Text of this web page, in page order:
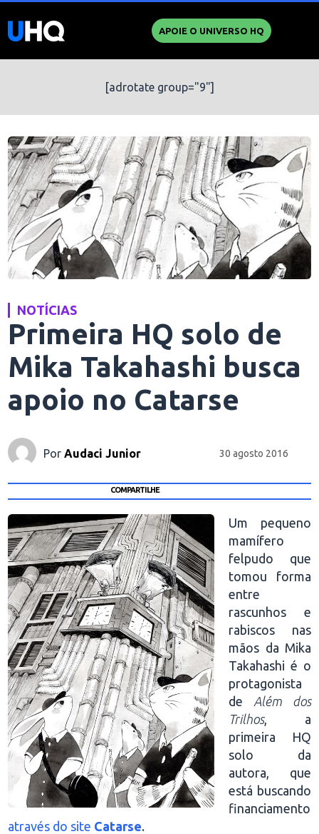
APOIE O UNIVERSO HQ
[adrotate group="9"]
NOTÍCIAS
Primeira HQ solo de
Mika Takahashi busca
apoio no Catarse
Por Audaci Junior 30 agosto 2016
COMPARTILHE
Um pequeno
mamífero
felpudo que
tomou forma
entre
rascunhos e
rabiscos nas
mãos da Mika
Takahashi é o
protagonista
de Além dos
Trilhos, a
primeira HQ
solo da
autora, que
está buscando
financiamento
através do site Catarse.